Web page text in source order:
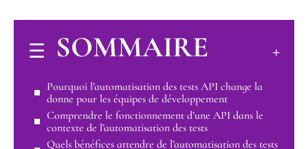
SOMMAIRE
Pourquoi l’automatisation des tests API change la
donne pour les équipes de développement
Comprendre le fonctionnement d’une API dans le
contexte de l’automatisation des tests
Quels bénéfices attendre de l’automatisation des tests